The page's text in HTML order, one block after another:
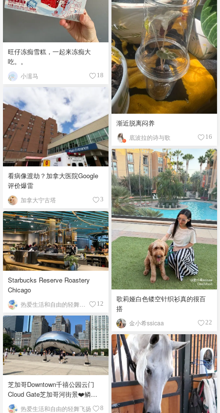
旺仔冻痴雪糕，一起来冻痴大
吃。。
小濡马 18
渐近脱离闷养
底波拉的诗与歌 16
看病像渡劫？加拿大医院Google
评价爆雷
加拿大宁古塔 3
歌莉娅白色镂空针织衫真的很百
搭
金小希ssicaa 22
Starbucks Reserve Roastery
Chicago
12
芝加哥Downtown千禧公园云门
Cloud Gate芝加哥河街景❤️鳞次
栉比的高楼
热爱生活和自由的轻舞飞扬 8